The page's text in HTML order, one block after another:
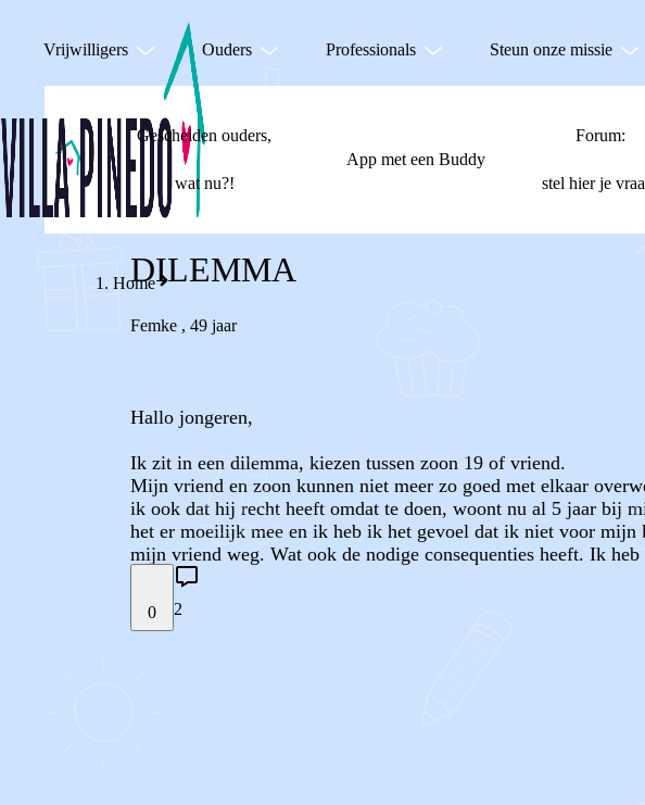
Vrijwilligers Ouders Professionals Steun onze missie
Gescheiden ouders,
wat nu?!
App met een Buddy
Forum:
stel hier je
Home
DILEMMA
Femke , 49 jaar
Hallo jongeren,
Ik zit in een dilemma, kiezen tussen zoon 19 of vriend.
Mijn vriend en zoon kunnen niet meer zo goed met elkaar
ik ook dat hij recht heeft omdat te doen, woont nu al 5 jaar bij
het er moeilijk mee en ik heb ik het gevoel dat ik niet voor
mijn vriend weg. Wat ook de nodige consequenties heeft. Ik
0 2